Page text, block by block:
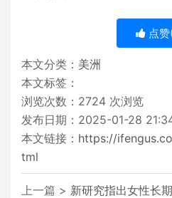
点赞
本文分类： 美洲
本文标签：
浏览次数： 2724 次浏览
发布日期：2025-01-28
本文链接： https://
tml
上一篇 > 新研究指出女性长